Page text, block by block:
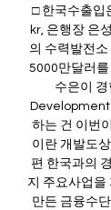
□ 한국수출입
kr, 은행장 은
의 수력발전소
5000만달러
수은이
Development
하는 건 이번
이란 개발도
편 한국과의
지 주요사업을
만든 금융수